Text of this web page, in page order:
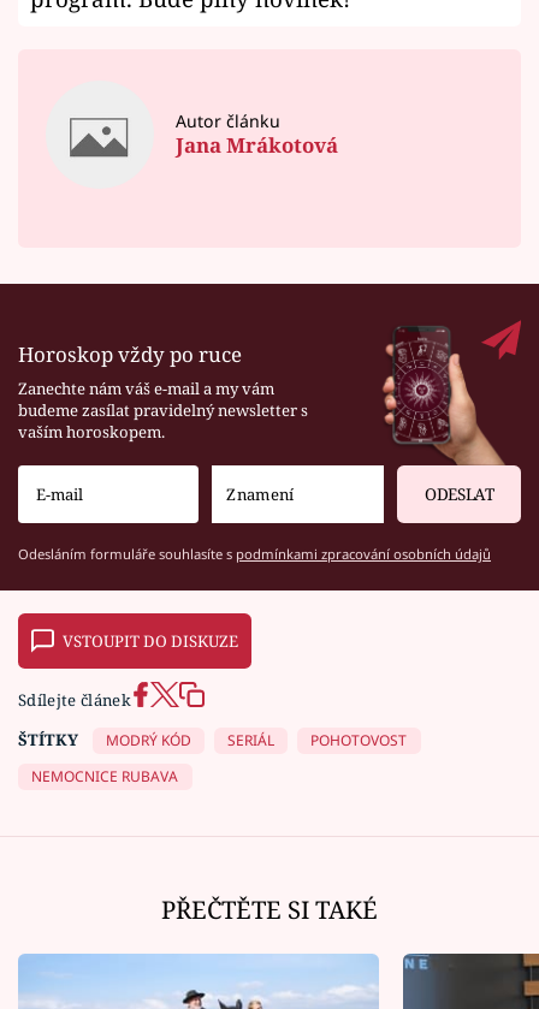
Autor článku
Jana Mrákotová
Horoskop vždy po ruce
Zanechte nám váš e-mail a my vám
budeme zasílat pravidelný newsletter s
vaším horoskopem.
ODESLAT
Odesláním formuláře souhlasíte s podmínkami zpracování osobních údajů
VSTOUPIT DO DISKUZE
Sdílejte článek
ŠTÍTKY
MODRÝ KÓD SERIÁL
POHOTOVOST
NEMOCNICE RUBAVA
PŘEČTĚTE SI TAKÉ